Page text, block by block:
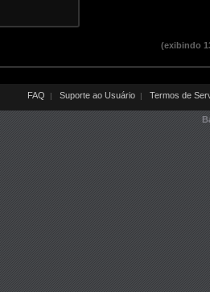
(exibindo
FAQ | Suporte ao Usuário | Termos de